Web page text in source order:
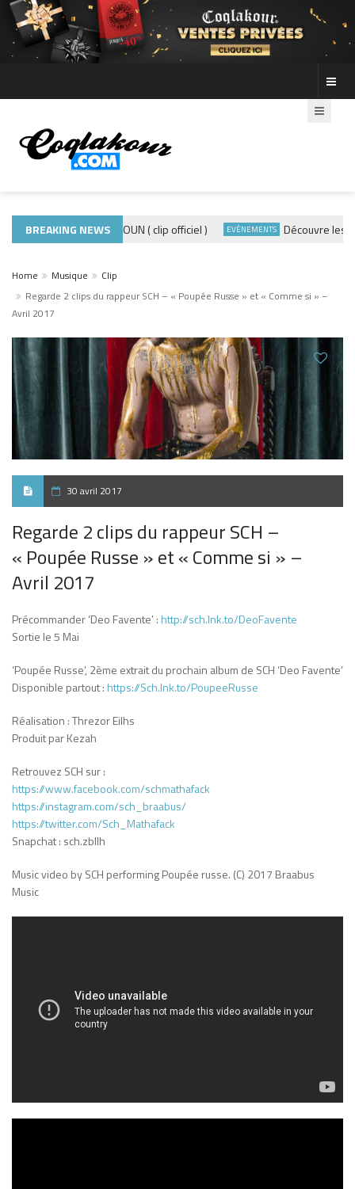
BREAKING NEWS
ADE440 – GRAMOUN ( clip officiel ) EVÈNEMENTS Découvre les
Home Musique
Clip
Regarde 2 clips du rappeur SCH – « Poupée Russe » et « Comme si » –
Avril 2017
30 avril 2017
Regarde 2 clips du rappeur SCH –
« Poupée Russe » et « Comme si » –
Avril 2017
Précommander ‘Deo Favente’ : http://sch.lnk.to/DeoFavente
Sortie le 5 Mai
‘Poupée Russe’, 2ème extrait du prochain album de SCH ‘Deo Favente’
Disponible partout : https://Sch.lnk.to/PoupeeRusse
Réalisation : Threzor Eilhs
Produit par Kezah
Retrouvez SCH sur :
https://www.facebook.com/schmathafack
https://instagram.com/sch_braabus/
https://twitter.com/Sch_Mathafack
Snapchat : sch.zbllh
Music video by SCH performing Poupée russe. (C) 2017 Braabus
Music